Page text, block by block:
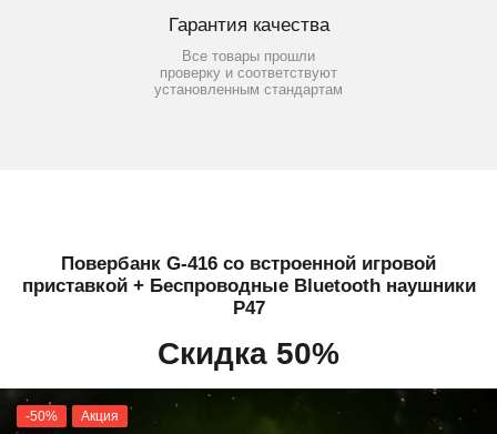
Гарантия качества
Все товары прошли
проверку и соответствуют
установленным стандартам
Повербанк G-416 со встроенной игровой
приставкой + Беспроводные Bluetooth наушники
P47
Скидка 50%
-50% Акция